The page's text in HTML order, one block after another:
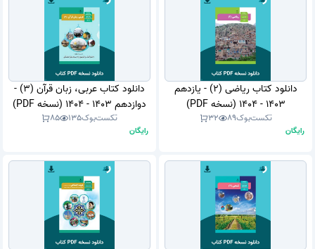
دانلود کتاب ریاضی (2) - یازدهم
1403 - 1404 (نسخه PDF)
تکست‌بوک89
32
رایگان
دانلود کتاب عربی، زبان قرآن (3) -
دوازدهم 1403 - 1404 (نسخه PDF)
تکست‌بوک135
85
رایگان